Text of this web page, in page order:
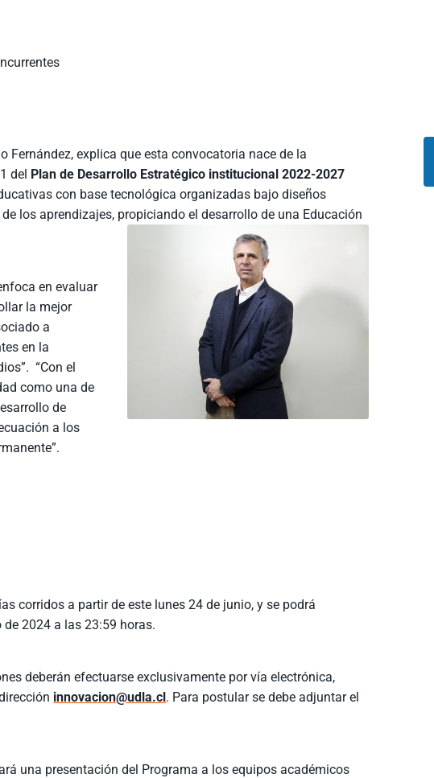
Fernández, explica que esta convocatoria nace de la
del Plan de Desarrollo Estratégico institucional 2022-2027
con base tecnológica organizadas bajo diseños
los aprendizajes, propiciando el desarrollo de una Educación
en evaluar
la mejor
a
en la
“Con el
como una de
de
a los
corridos a partir de este lunes 24 de junio, y se podrá
2024 a las 23:59 horas.
deberán efectuarse exclusivamente por vía electrónica,
innovacion@udla.cl. Para postular se debe adjuntar el
una presentación del Programa a los equipos académicos